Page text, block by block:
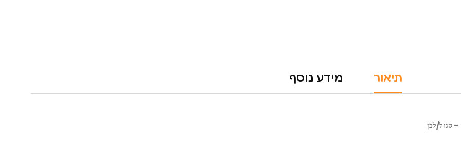
תיאור מידע נוסף